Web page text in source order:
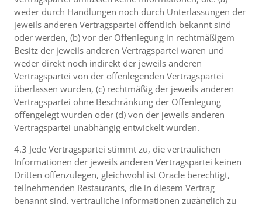
weder durch Handlungen noch durch Unterlassungen der
jeweils anderen Vertragspartei öffentlich bekannt sind
oder werden, (b) vor der Offenlegung in rechtmäßigem
Besitz der jeweils anderen Vertragspartei waren und
weder direkt noch indirekt der jeweils anderen
Vertragspartei von der offenlegenden Vertragspartei
überlassen wurden, (c) rechtmäßig der jeweils anderen
Vertragspartei ohne Beschränkung der Offenlegung
offengelegt wurden oder (d) von der jeweils anderen
Vertragspartei unabhängig entwickelt wurden.
4.3 Jede Vertragspartei stimmt zu, die vertraulichen
Informationen der jeweils anderen Vertragspartei keinen
Dritten offenzulegen, gleichwohl ist Oracle berechtigt,
teilnehmenden Restaurants, die in diesem Vertrag
benannt sind, vertrauliche Informationen zugänglich zu